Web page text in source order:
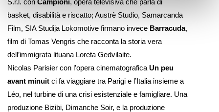
basket, disabilità e riscatto; Austrè Studio, Samarcanda
Film, SIA Studija Lokomotive firmano invece Barracuda,
film di Tomas Vengris che racconta la storia vera
dell’immigrata lituana Loreta Gedvilaite.
Nicolas Parisier con l’opera cinematografica Un peu
avant minuit ci fa viaggiare tra Parigi e l’Italia insieme a
Léo, nel turbine di una crisi esistenziale e famigliare. Una
produzione Bizibi, Dimanche Soir, e la produzione